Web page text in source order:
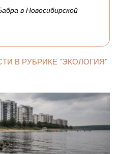
в Новосибирской
В РУБРИКЕ "ЭКОЛОГИЯ"